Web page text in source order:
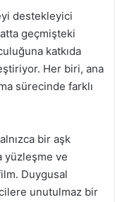
destekleyici
geçmişteki
katkıda
Her biri, ana
sürecinde farklı
bir aşk
yüzleşme ve
Duygusal
unutulmaz bir